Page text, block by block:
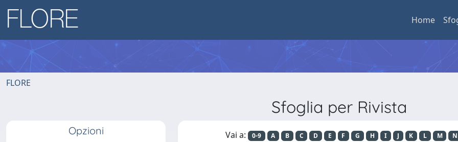
Home
FLORE
Sfoglia per Rivista
Opzioni Vai a: 0-9 A B C D E F G H I J K L M N